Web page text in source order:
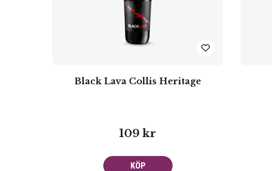
Smakbeskrivning
Black Lava Collis Heritage
109 kr
KÖP